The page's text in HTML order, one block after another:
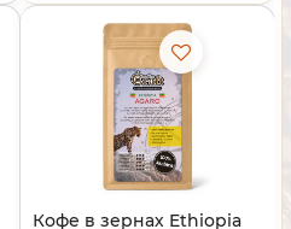
Кофе в зернах Ethiopia